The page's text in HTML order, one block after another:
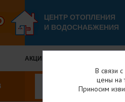
ЦЕНТР ОТОПЛЕНИЯ
И ВОДОСНАБЖЕНИЯ
АКЦИИ И СКИДКИ
В связи
цены на
Приносим